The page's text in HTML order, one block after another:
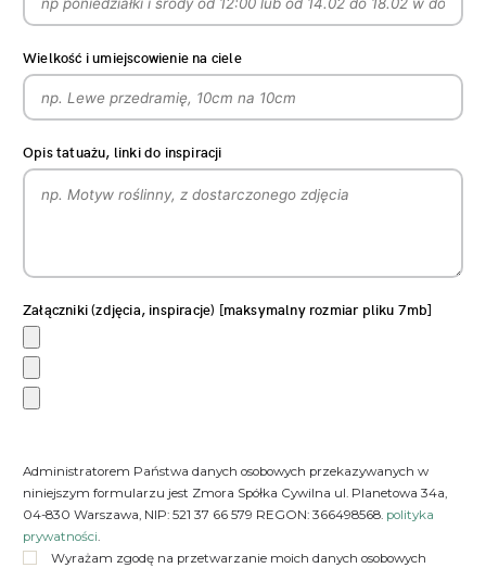
Wielkość i umiejscowienie na ciele
Opis tatuażu, linki do inspiracji
Załączniki (zdjęcia, inspiracje) [maksymalny rozmiar pliku 7mb]
Administratorem Państwa danych osobowych przekazywanych w
niniejszym formularzu jest Zmora Spółka Cywilna ul. Planetowa 34a,
04-830 Warszawa, NIP: 521 37 66 579 REGON: 366498568. polityka
prywatności.
Wyrażam zgodę na przetwarzanie moich danych osobowych